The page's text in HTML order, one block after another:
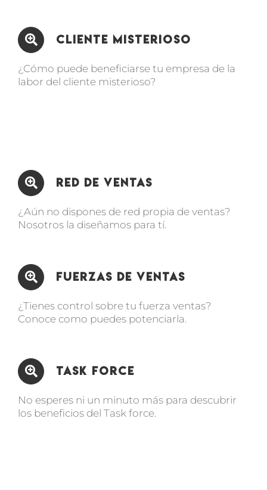
Cliente Misterioso
¿Cómo puede beneficiarse tu empresa de la
labor del cliente misterioso?
Red de Ventas
¿Aún no dispones de red propia de ventas?
Nosotros la diseñamos para tí.
Fuerzas de Ventas
¿Tienes control sobre tu fuerza ventas?
Conoce como puedes potenciarla.
Task Force
No esperes ni un minuto más para descubrir
los beneficios del Task force.